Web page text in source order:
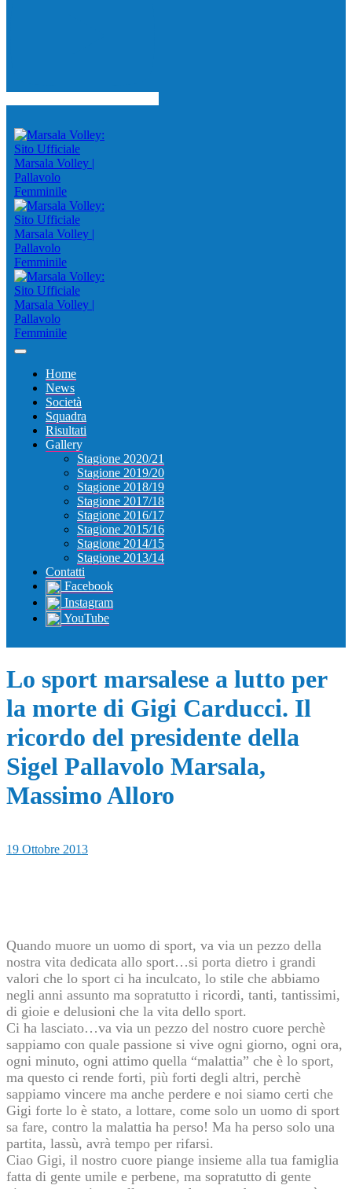
Home
News
Società
Squadra
Risultati
Gallery
Stagione 2020/21
Stagione 2019/20
Stagione 2018/19
Stagione 2017/18
Stagione 2016/17
Stagione 2015/16
Stagione 2014/15
Stagione 2013/14
Contatti
Facebook
Instagram
YouTube
Lo sport marsalese a lutto per
la morte di Gigi Carducci. Il
ricordo del presidente della
Sigel Pallavolo Marsala,
Massimo Alloro
19 Ottobre 2013
Quando muore un uomo di sport, va via un pezzo della
nostra vita dedicata allo sport…si porta dietro i grandi
valori che lo sport ci ha inculcato, lo stile che abbiamo
negli anni assunto ma sopratutto i ricordi, tanti, tantissimi,
di gioie e delusioni che la vita dello sport.
Ci ha lasciato…va via un pezzo del nostro cuore perchè
sappiamo con quale passione si vive ogni giorno, ogni ora,
ogni minuto, ogni attimo quella “malattia” che è lo sport,
ma questo ci rende forti, più forti degli altri, perchè
sappiamo vincere ma anche perdere e noi siamo certi che
Gigi forte lo è stato, a lottare, come solo un uomo di sport
sa fare, contro la malattia ha perso! Ma ha perso solo una
partita, lassù, avrà tempo per rifarsi.
Ciao Gigi, il nostro cuore piange insieme alla tua famiglia
fatta di gente umile e perbene, ma sopratutto di gente